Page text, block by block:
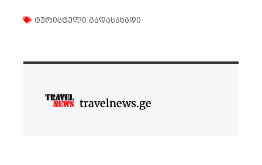
ტურისტული გადასახადი
travelnews.ge